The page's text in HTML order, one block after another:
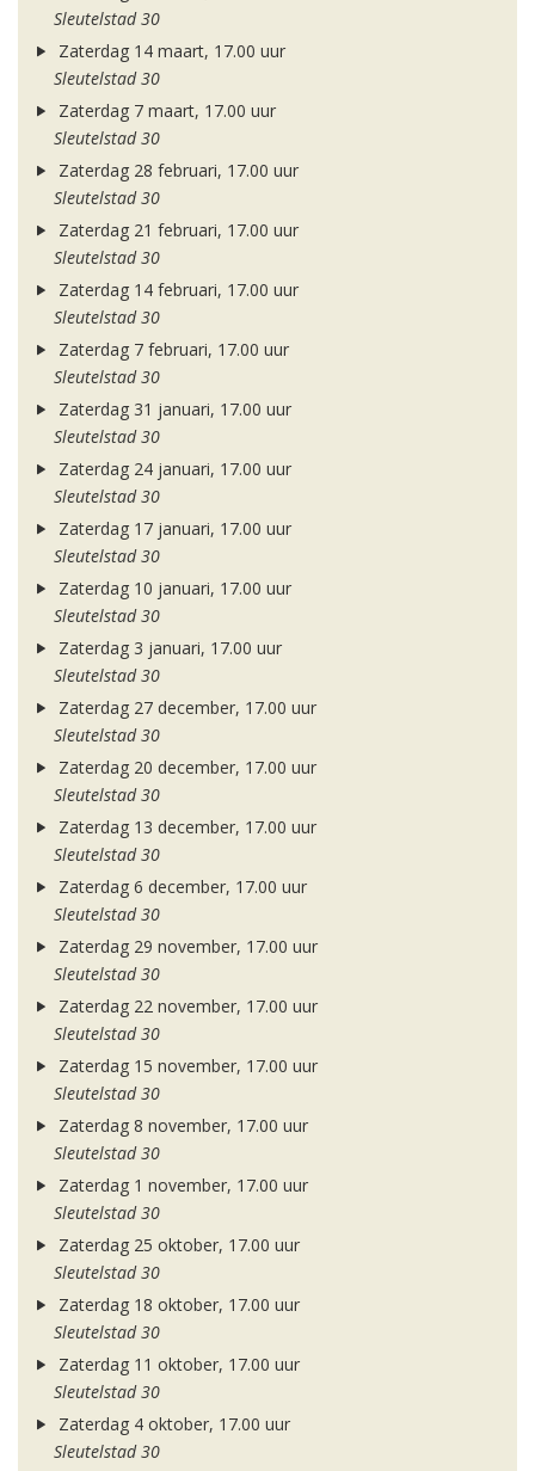
Sleutelstad 30
Zaterdag 14 maart, 17.00 uur
Sleutelstad 30
Zaterdag 7 maart, 17.00 uur
Sleutelstad 30
Zaterdag 28 februari, 17.00 uur
Sleutelstad 30
Zaterdag 21 februari, 17.00 uur
Sleutelstad 30
Zaterdag 14 februari, 17.00 uur
Sleutelstad 30
Zaterdag 7 februari, 17.00 uur
Sleutelstad 30
Zaterdag 31 januari, 17.00 uur
Sleutelstad 30
Zaterdag 24 januari, 17.00 uur
Sleutelstad 30
Zaterdag 17 januari, 17.00 uur
Sleutelstad 30
Zaterdag 10 januari, 17.00 uur
Sleutelstad 30
Zaterdag 3 januari, 17.00 uur
Sleutelstad 30
Zaterdag 27 december, 17.00 uur
Sleutelstad 30
Zaterdag 20 december, 17.00 uur
Sleutelstad 30
Zaterdag 13 december, 17.00 uur
Sleutelstad 30
Zaterdag 6 december, 17.00 uur
Sleutelstad 30
Zaterdag 29 november, 17.00 uur
Sleutelstad 30
Zaterdag 22 november, 17.00 uur
Sleutelstad 30
Zaterdag 15 november, 17.00 uur
Sleutelstad 30
Zaterdag 8 november, 17.00 uur
Sleutelstad 30
Zaterdag 1 november, 17.00 uur
Sleutelstad 30
Zaterdag 25 oktober, 17.00 uur
Sleutelstad 30
Zaterdag 18 oktober, 17.00 uur
Sleutelstad 30
Zaterdag 11 oktober, 17.00 uur
Sleutelstad 30
Zaterdag 4 oktober, 17.00 uur
Sleutelstad 30